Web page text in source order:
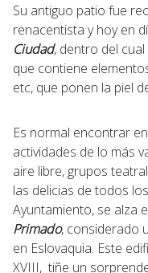
Su antiguo patio fue
renacentista y hoy en
Ciudad, dentro del cual
que contiene
etc, que ponen la piel
Es normal encontrar
actividades de lo más
aire libre, grupos
las delicias de todos
Ayuntamiento, se alza
Primado, considerado
en Eslovaquia. Este
XVIII, tiñe un